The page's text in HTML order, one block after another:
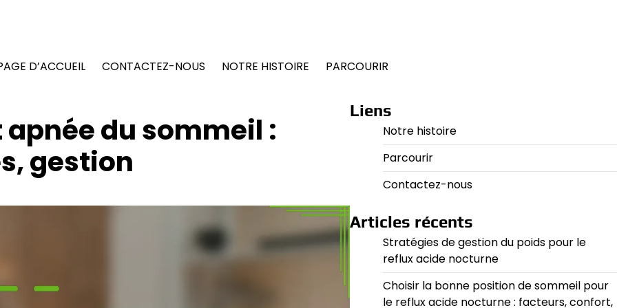
D’ACCUEIL CONTACTEZ-NOUS NOTRE HISTOIRE PARCOURIR
du sommeil :
gestion
Liens
Notre histoire
Parcourir
Contactez-nous
Articles récents
Stratégies de gestion du poids pour le
reflux acide nocturne
Choisir la bonne position de sommeil pour
le reflux acide nocturne : facteurs, confort,